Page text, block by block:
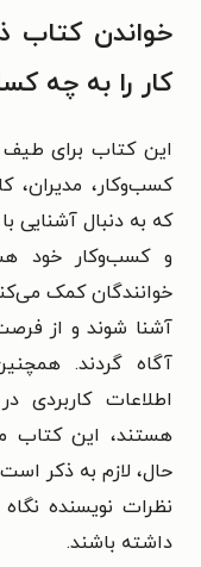
خواندن
کار را به چه
این کتاب برای طیف
کسب‌وکار، مدیران،
که به دنبال آشنایی
و کسب‌وکار خود
خوانندگان کمک
آشنا شوند و از
آگاه گردند.
اطلاعات
هستند، این کتاب
حال، لازم به ذکر
نظرات نویسنده
داشته باشند.